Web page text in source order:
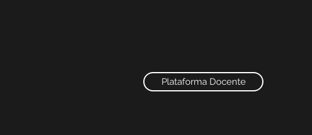
Plataforma Docente